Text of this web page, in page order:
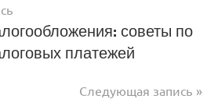
советы по
платежей
Следующая запись